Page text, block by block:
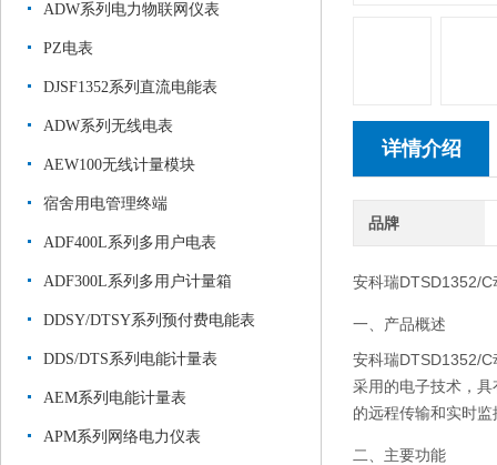
ADW系列电力物联网仪表
PZ电表
DJSF1352系列直流电能表
ADW系列无线电表
AEW100无线计量模块
宿舍用电管理终端
ADF400L系列多用户电表
ADF300L系列多用户计量箱
DDSY/DTSY系列预付费电能表
DDS/DTS系列电能计量表
AEM系列电能计量表
APM系列网络电力仪表
详情介绍
品牌
安科瑞DTSD1352/
一、产品概述
安科瑞DTSD1352/
采用的电子技术，
的远程传输和实时监
二、主要功能